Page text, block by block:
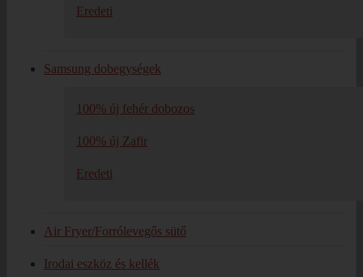
Eredeti
Samsung dobegységek
100% új fehér dobozos
100% új Zafir
Eredeti
Air Fryer/Forrólevegős sütő
Irodai eszköz és kellék